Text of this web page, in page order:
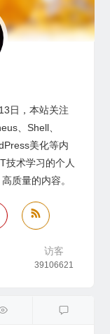
日，本站关注
、Shell、
美化等内
技术学习的个人
质量的内容。
访客
39106621